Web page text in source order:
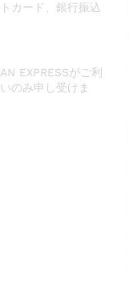
カード、銀行振込
EXPRESSがご利
のみ申し受けま